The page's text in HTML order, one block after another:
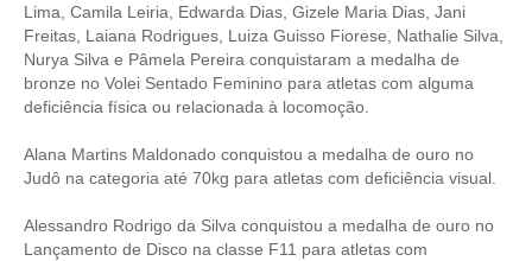
Lima, Camila Leiria, Edwarda Dias, Gizele Maria Dias, Jani
Freitas, Laiana Rodrigues, Luiza Guisso Fiorese, Nathalie Silva,
Nurya Silva e Pâmela Pereira conquistaram a medalha de
bronze no Volei Sentado Feminino para atletas com alguma
deficiência física ou relacionada à locomoção.
Alana Martins Maldonado conquistou a medalha de ouro no
Judô na categoria até 70kg para atletas com deficiência visual.
Alessandro Rodrigo da Silva conquistou a medalha de ouro no
Lançamento de Disco na classe F11 para atletas com